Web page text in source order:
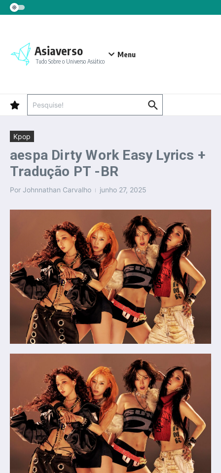
Ir para o conteúdo
Asiaverso
Tudo Sobre o Universo Asiático
Menu
Kpop
aespa Dirty Work Easy Lyrics +
Tradução PT -BR
Por Johnnathan Carvalho junho 27, 2025